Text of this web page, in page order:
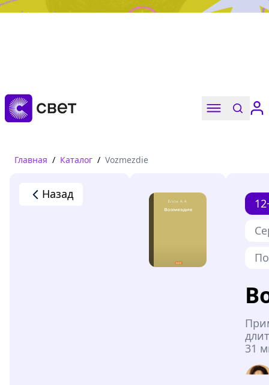
Дружба, любовь, взросление
Читать
Главная / Каталог / Vozmezdie
Назад
31